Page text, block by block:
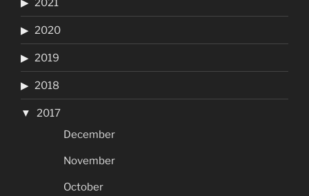
2021
2020
2019
2018
2017
December
November
October